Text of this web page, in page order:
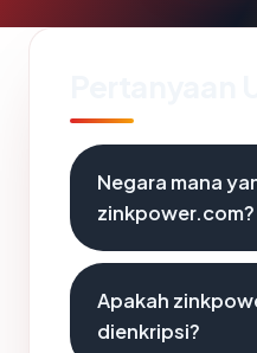
Negara mana
zinkpower.com?
Apakah
dienkripsi?